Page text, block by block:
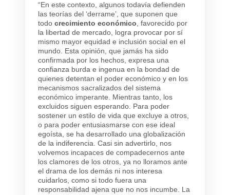
“En este contexto, algunos todavía defienden
las teorías del ‘derrame’, que suponen que
todo crecimiento económico, favorecido por
la libertad de mercado, logra provocar por sí
mismo mayor equidad e inclusión social en el
mundo. Esta opinión, que jamás ha sido
confirmada por los hechos, expresa una
confianza burda e ingenua en la bondad de
quienes detentan el poder económico y en los
mecanismos sacralizados del sistema
económico imperante. Mientras tanto, los
excluidos siguen esperando. Para poder
sostener un estilo de vida que excluye a otros,
o para poder entusiasmarse con ese ideal
egoísta, se ha desarrollado una globalización
de la indiferencia. Casi sin advertirlo, nos
volvemos incapaces de compadecernos ante
los clamores de los otros, ya no lloramos ante
el drama de los demás ni nos interesa
cuidarlos, como si todo fuera una
responsabilidad ajena que no nos incumbe. La